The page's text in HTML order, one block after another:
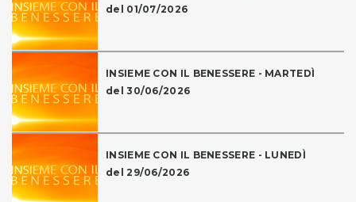
del 01/07/2026
INSIEME CON IL BENESSERE - MARTEDÌ
del 30/06/2026
INSIEME CON IL BENESSERE - LUNEDÌ
del 29/06/2026